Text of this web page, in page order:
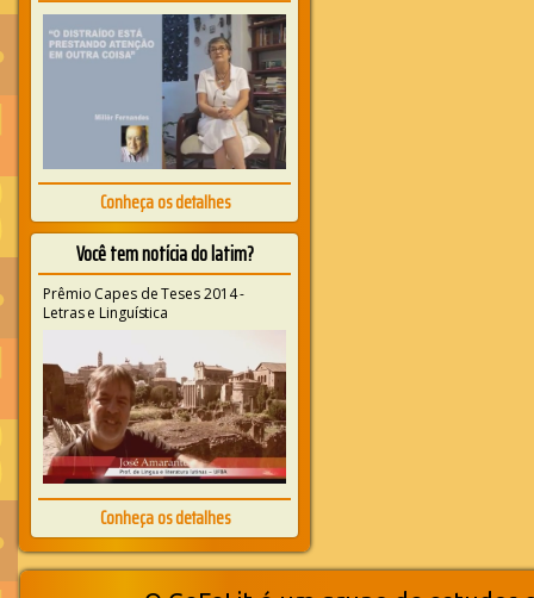
Conheça os detalhes
Você tem notícia do latim?
Prêmio Capes de Teses 2014 -
Letras e Linguística
Conheça os detalhes